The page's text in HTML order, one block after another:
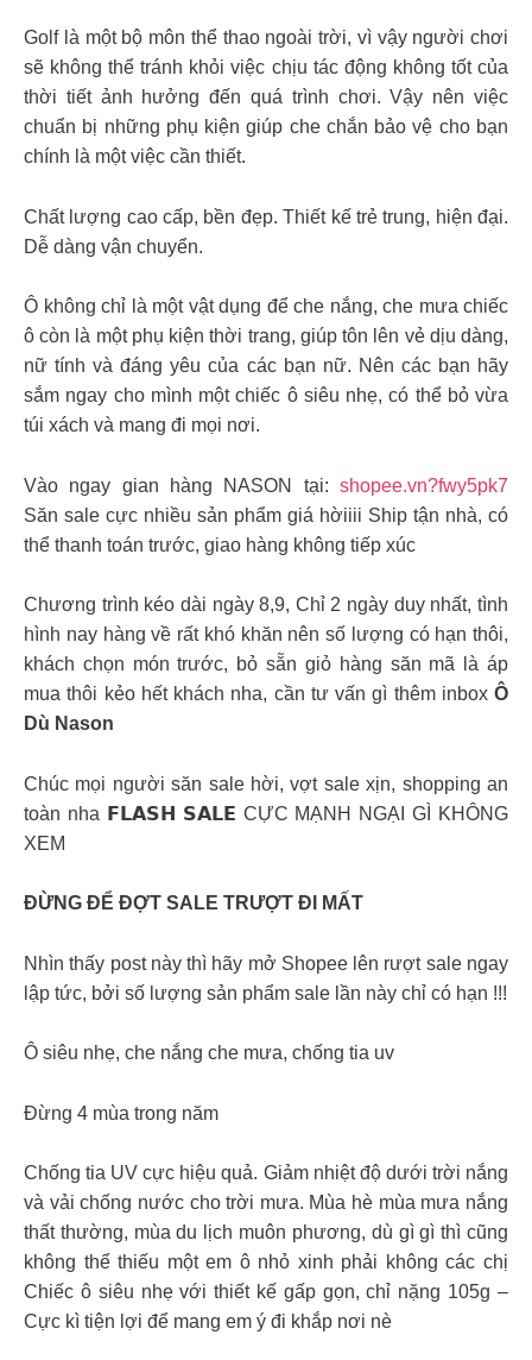
Golf là một bộ môn thể thao ngoài trời, vì vậy người chơi
sẽ không thể tránh khỏi việc chịu tác động không tốt của
thời tiết ảnh hưởng đến quá trình chơi. Vậy nên việc
chuẩn bị những phụ kiện giúp che chắn bảo vệ cho bạn
chính là một việc cần thiết.
Chất lượng cao cấp, bền đẹp. Thiết kế trẻ trung, hiện đại.
Dễ dàng vận chuyển.
Ô không chỉ là một vật dụng để che nắng, che mưa chiếc
ô còn là một phụ kiện thời trang, giúp tôn lên vẻ dịu dàng,
nữ tính và đáng yêu của các bạn nữ. Nên các bạn hãy
sắm ngay cho mình một chiếc ô siêu nhẹ, có thể bỏ vừa
túi xách và mang đi mọi nơi.
Vào ngay gian hàng NASON tại: shopee.vn?fwy5pk7
Săn sale cực nhiều sản phẩm giá hờiiii Ship tận nhà, có
thể thanh toán trước, giao hàng không tiếp xúc
Chương trình kéo dài ngày 8,9, Chỉ 2 ngày duy nhất, tình
hình nay hàng về rất khó khăn nên số lượng có hạn thôi,
khách chọn món trước, bỏ sẵn giỏ hàng săn mã là áp
mua thôi kẻo hết khách nha, cần tư vấn gì thêm inbox Ô
Dù Nason
Chúc mọi người săn sale hời, vợt sale xịn, shopping an
toàn nha 𝗙𝗟𝗔𝗦𝗛 𝗦𝗔𝗟𝗘 CỰC MẠNH NGẠI GÌ KHÔNG
XEM
ĐỪNG ĐỂ ĐỢT SALE TRƯỢT ĐI MẤT
Nhìn thấy post này thì hãy mở Shopee lên rượt sale ngay
lập tức, bởi số lượng sản phẩm sale lần này chỉ có hạn !!!
Ô siêu nhẹ, che nắng che mưa, chống tia uv
Đừng 4 mùa trong năm
Chống tia UV cực hiệu quả. Giảm nhiệt độ dưới trời nắng
và vải chống nước cho trời mưa. Mùa hè mùa mưa nắng
thất thường, mùa du lịch muôn phương, dù gì gì thì cũng
không thể thiếu một em ô nhỏ xinh phải không các chị
Chiếc ô siêu nhẹ với thiết kế gấp gọn, chỉ nặng 105g –
Cực kì tiện lợi để mang em ý đi khắp nơi nè